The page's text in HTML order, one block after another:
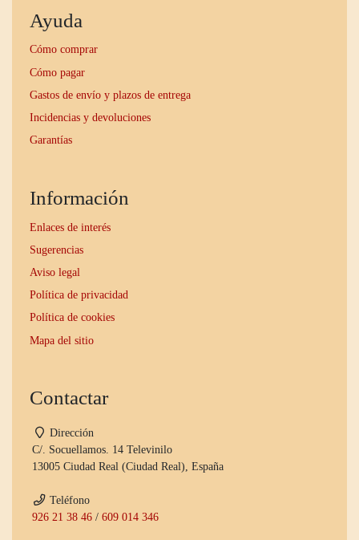
Ayuda
Cómo comprar
Cómo pagar
Gastos de envío y plazos de entrega
Incidencias y devoluciones
Garantías
Información
Enlaces de interés
Sugerencias
Aviso legal
Política de privacidad
Política de cookies
Mapa del sitio
Contactar
Dirección
C/. Socuellamos. 14 Televinilo
13005 Ciudad Real (Ciudad Real), España
Teléfono
926 21 38 46 /609 014 346